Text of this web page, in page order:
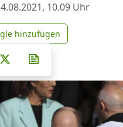
10.09 Uhr
zu Google
hinzufügen
Facebook
auf Whatsapp
Teilen auf Telegram
Mail teilen
Post auf X